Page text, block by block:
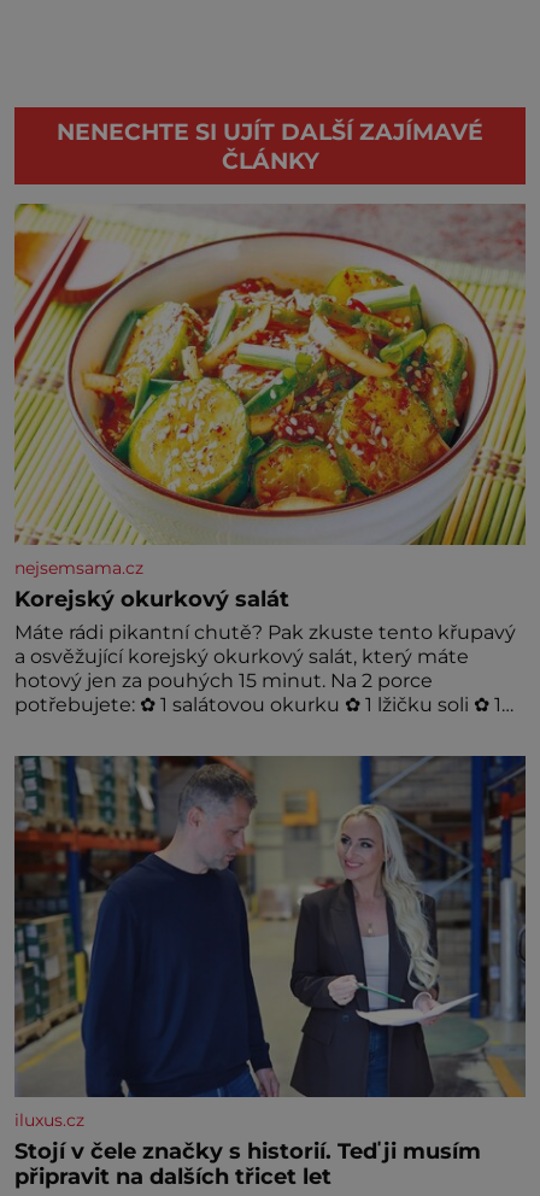
NENECHTE SI UJÍT DALŠÍ ZAJÍMAVÉ
ČLÁNKY
nejsemsama.cz
Korejský okurkový salát
Máte rádi pikantní chutě? Pak zkuste tento křupavý
a osvěžující korejský okurkový salát, který máte
hotový jen za pouhých 15 minut. Na 2 porce
potřebujete: ✿ 1 salátovou okurku ✿ 1 lžičku soli ✿ 1
rýžového octa ✿ 1 lžičku sezamového oleje ✿ 1 lžičku
chilli ✿ 1 lžičku cukru ✿ 1 jarní cibulku ✿ 1 lžíci
sezamových semínek
iluxus.cz
Stojí v čele značky s historií. Teď ji musím
připravit na dalších třicet let